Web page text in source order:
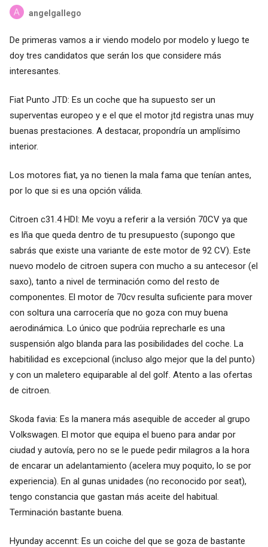
angelgallego
De primeras vamos a ir viendo modelo por modelo y luego te
doy tres candidatos que serán los que considere más
interesantes.
Fiat Punto JTD: Es un coche que ha supuesto ser un
superventas europeo y e el que el motor jtd registra unas muy
buenas prestaciones. A destacar, propondría un amplísimo
interior.
Los motores fiat, ya no tienen la mala fama que tenían antes,
por lo que si es una opción válida.
Citroen c31.4 HDI: Me voyu a referir a la versión 70CV ya que
es lña que queda dentro de tu presupuesto (supongo que
sabrás que existe una variante de este motor de 92 CV). Este
nuevo modelo de citroen supera con mucho a su antecesor (el
saxo), tanto a nivel de terminación como del resto de
componentes. El motor de 70cv resulta suficiente para mover
con soltura una carrocería que no goza con muy buena
aerodinámica. Lo único que podrúia reprecharle es una
suspensión algo blanda para las posibilidades del coche. La
habitilidad es excepcional (incluso algo mejor que la del punto)
y con un maletero equiparable al del golf. Atento a las ofertas
de citroen.
Skoda favia: Es la manera más asequible de acceder al grupo
Volkswagen. El motor que equipa el bueno para andar por
ciudad y autovía, pero no se le puede pedir milagros a la hora
de encarar un adelantamiento (acelera muy poquito, lo se por
experiencia). En al gunas unidades (no reconocido por seat),
tengo constancia que gastan más aceite del habitual.
Terminación bastante buena.
Hyunday accennt: Es un coiche del que se goza de bastante